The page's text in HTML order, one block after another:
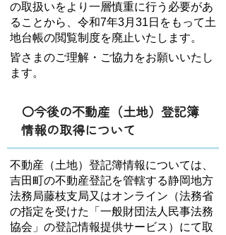
の取扱いをより一層慎重に行う必要があ
ることから、令和7年3月31日をもって土
地台帳の閲覧制度を廃止いたします。
皆さまのご理解・ご協力をお願いいたし
ます。
〇今後の不動産（土地）登記簿
情報の取得について
不動産（土地）登記簿情報については、
吉田町の不動産登記を管轄する静岡地方
法務局藤枝支局又はオンライン（法務省
の指定を受けた「一般財団法人民事法務
協会」の登記情報提供サービス）にて取